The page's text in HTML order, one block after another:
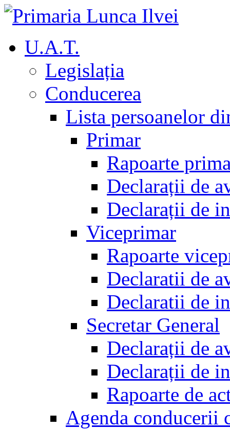
U.A.T.
Legislația
Conducerea
Lista persoanelor
Primar
Rapoarte
Declarații de
Declarații de
Viceprimar
Rapoarte
Declaratii de
Declaratii de
Secretar General
Declarații de
Declarații de
Rapoarte de
Agenda conducerii